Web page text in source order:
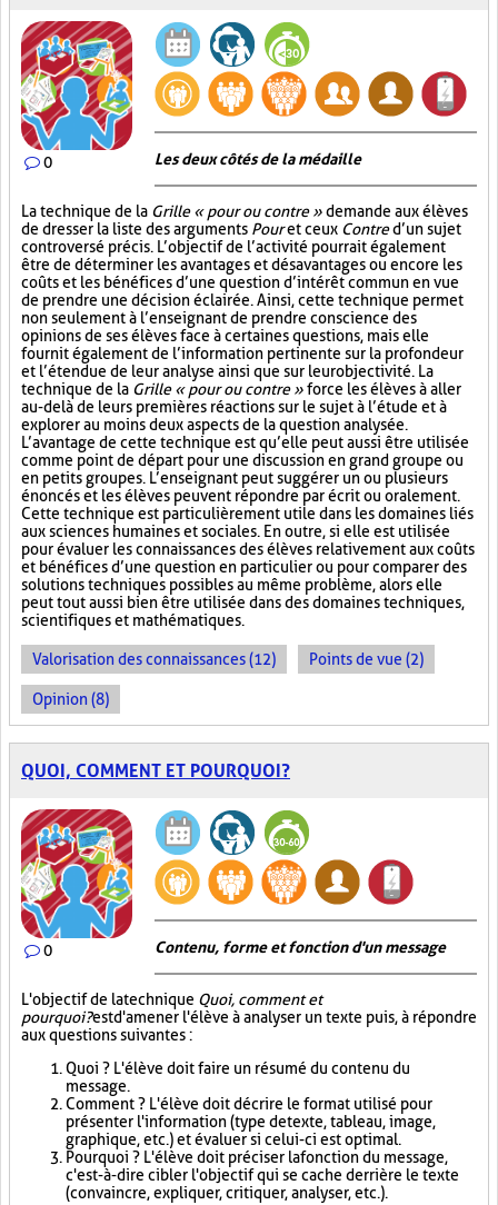
0 Les deux côtés de la médaille
La technique de la Grille « pour ou contre »demande aux élèves
de dresser la liste des arguments Pouret ceux Contred’un sujet
controversé précis. L’objectif de l’activité pourrait également
être de déterminer les avantages et désavantages ou encore les
coûts et les bénéfices d’une question d’intérêt commun en vue
de prendre une décision éclairée. Ainsi, cette technique permet
non seulement à l’enseignant de prendre conscience des
opinions de ses élèves face à certaines questions, mais elle
fournit également de l’information pertinente sur la profondeur
et l’étendue de leur analyse ainsi que sur leur objectivité. La
technique de la Grille « pour ou contre »force les élèves à aller
au-delà de leurs premières réactions sur le sujet à l’étude et à
explorer au moins deux aspects de la question analysée.
L’avantage de cette technique est qu’elle peut aussi être utilisée
comme point de départ pour une discussion en grand groupe ou
en petits groupes. L’enseignant peut suggérer un ou plusieurs
énoncés et les élèves peuvent répondre par écrit ou oralement.
Cette technique est particulièrement utile dans les domaines liés
aux sciences humaines et sociales. En outre, si elle est utilisée
pour évaluer les connaissances des élèves relativement aux coûts
et bénéfices d’une question en particulier ou pour comparer des
solutions techniques possibles au même problème, alors elle
peut tout aussi bien être utilisée dans des domaines techniques,
scientifiques et mathématiques.
Valorisation des connaissances (12) Points de vue (2)
Opinion (8)
QUOI, COMMENT ET POURQUOI?
0 Contenu, forme et fonction d'un message
L'objectif de la technique Quoi, comment et
pourquoi?est d'amener l'élève à analyser un texte puis, à répondre
aux questions suivantes :
Quoi ? L'élève doit faire un résumé du contenu du
message.
Comment ? L'élève doit décrire le format utilisé pour
présenter l'information (type de texte, tableau, image,
graphique, etc.) et évaluer si celui-ci est optimal.
Pourquoi ? L'élève doit préciser la fonction du message,
c'est-à-dire cibler l'objectif qui se cache derrière le texte
(convaincre, expliquer, critiquer, analyser, etc.).